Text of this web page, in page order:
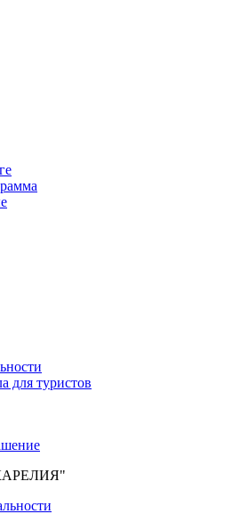
для туристов